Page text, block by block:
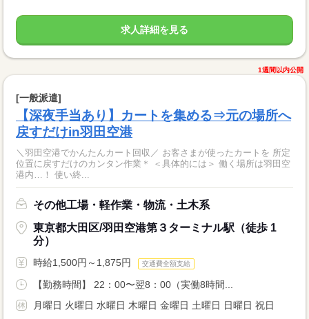
求人詳細を見る
1週間以内公開
[一般派遣]
【深夜手当あり】カートを集める⇒元の場所へ
戻すだけin羽田空港
＼羽田空港でかんたんカート回収／ お客さまが使ったカートを 所定
位置に戻すだけのカンタン作業＊ ＜具体的には＞ 働く場所は羽田空
港内…！ 使い終...
その他工場・軽作業・物流・土木系
東京都大田区/羽田空港第３ターミナル駅（徒歩 1
分）
時給1,500円～1,875円 交通費全額支給
【勤務時間】 22：00〜翌8：00（実働8時間...
月曜日 火曜日 水曜日 木曜日 金曜日 土曜日 日曜日 祝日